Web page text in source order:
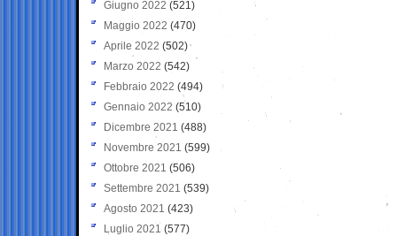
Giugno 2022 (521)
Maggio 2022 (470)
Aprile 2022 (502)
Marzo 2022 (542)
Febbraio 2022 (494)
Gennaio 2022 (510)
Dicembre 2021 (488)
Novembre 2021 (599)
Ottobre 2021 (506)
Settembre 2021 (539)
Agosto 2021 (423)
Luglio 2021 (577)